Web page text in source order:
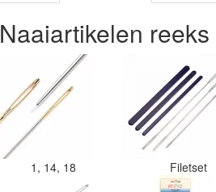
Naaiartikelen reeks
1, 14, 18 Filetset